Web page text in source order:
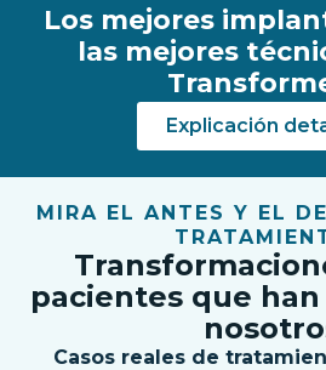
Los mejores
las mejores
Explicación
MIRA EL ANTES Y EL
pacientes que
Casos reales de